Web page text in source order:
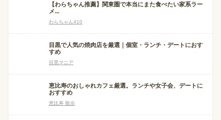
【わらちゃん推薦】関東圏で本当にまた食べたい家系ラー
メ...
わらちゃん410
目黒で人気の焼肉店を厳選｜個室・ランチ・デートにおす
すめ
目黒マニア
恵比寿のおしゃれカフェ厳選。ランチや女子会、デートに
おすすめ
恵比寿 散歩